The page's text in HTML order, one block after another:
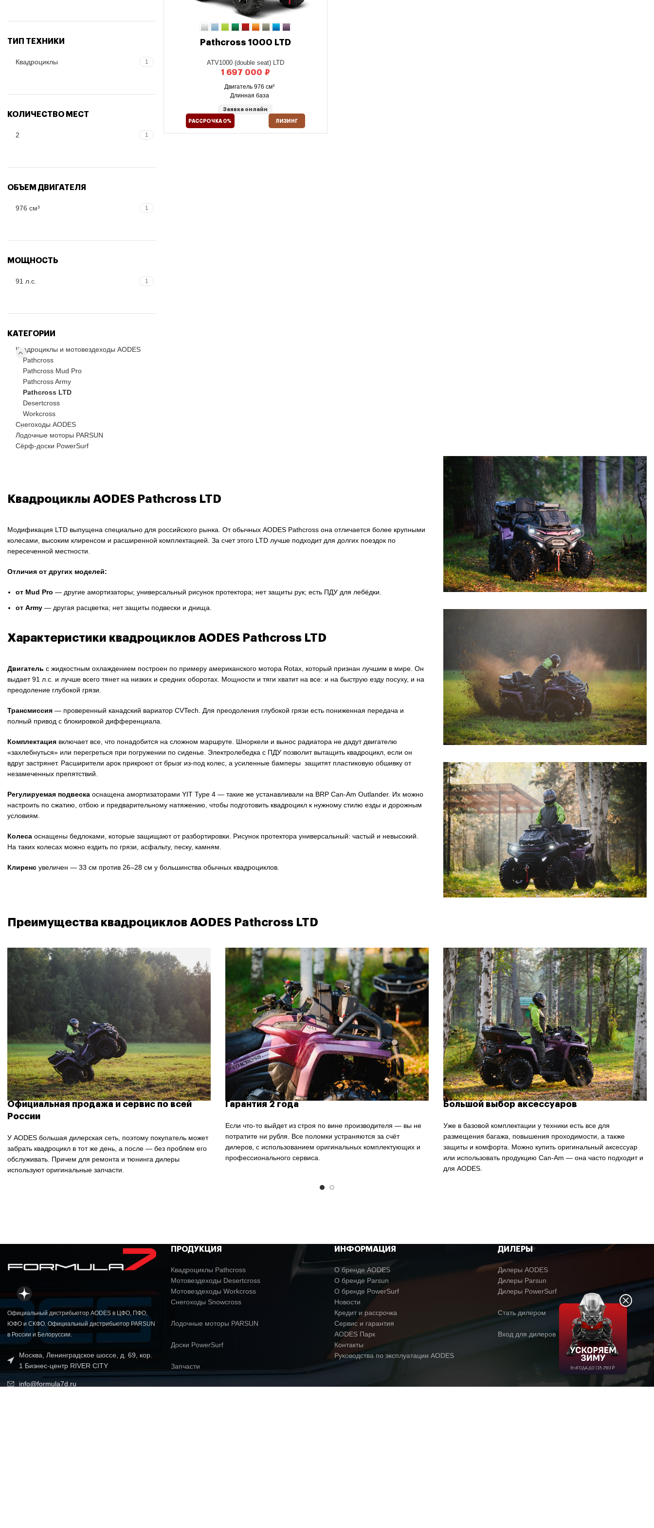
ТИП ТЕХНИКИ
Квадроциклы 1
КОЛИЧЕСТВО МЕСТ
2 1
ОБЪЕМ ДВИГАТЕЛЯ
976 см³ 1
МОЩНОСТЬ
91 л.с. 1
КАТЕГОРИИ
Квадроциклы и мотовездеходы AODES
Pathcross
Pathcross Mud Pro
Pathcross Army
Pathcross LTD
Desertcross
Workcross
Снегоходы AODES
Лодочные моторы PARSUN
Сёрф-доски PowerSurf
Pathcross 1000 LTD
ATV1000 (double seat) LTD
₽
Двигатель 976 см³
Длинная база
Заявка онлайн
РАССРОЧКА 0% ЛИЗИНГ
Квадроциклы AODES Pathcross LTD
Модификация LTD выпущена специально для российского рынка. От обычных AODES Pathcross она отличается более крупными
колесами, высоким клиренсом и расширенной комплектацией. За счет этого LTD лучше подходит для долгих поездок по
пересеченной местности.
Отличия от других моделей:
от Mud Pro — другие амортизаторы; универсальный рисунок протектора; нет защиты рук; есть ПДУ для лебёдки.
от Army — другая расцветка; нет защиты подвески и днища.
Характеристики квадроциклов AODES Pathcross LTD
Двигатель с жидкостным охлаждением построен по примеру американского мотора Rotax, который признан лучшим в мире. Он
выдает 91 л.с. и лучше всего тянет на низких и средних оборотах. Мощности и тяги хватит на все: и на быструю езду посуху, и на
преодоление глубокой грязи.
Трансмиссия — проверенный канадский вариатор CVTech. Для преодоления глубокой грязи есть пониженная передача и
полный привод с блокировкой дифференциала.
Комплектация включает все, что понадобится на сложном маршруте. Шноркели и вынос радиатора не дадут двигателю
«захлебнуться» или перегреться при погружении по сиденье. Электролебедка с ПДУ позволит вытащить квадроцикл, если он
вдруг застрянет. Расширители арок прикроют от брызг из-под колес, а усиленные бамперы защитят пластиковую обшивку от
незамеченных препятствий.
Регулируемая подвеска оснащена амортизаторами YIT Type 4 — такие же устанавливали на BRP Can-Am Outlander. Их можно
настроить по сжатию, отбою и предварительному натяжению, чтобы подготовить квадроцикл к нужному стилю езды и дорожным
условиям.
Колеса оснащены бедлоками, которые защищают от разбортировки. Рисунок протектора универсальный: частый и невысокий.
На таких колесах можно ездить по грязи, асфальту, песку, камням.
Клиренс увеличен — 33 см против 26–28 см у большинства обычных квадроциклов.
Преимущества квадроциклов AODES Pathcross LTD
Официальная продажа и сервис по всей
России
У AODES большая дилерская сеть, поэтому покупатель может
забрать квадроцикл в тот же день, а после — без проблем его
обслуживать. Причем для ремонта и тюнинга дилеры
используют оригинальные запчасти.
Гарантия 2 года
Если что-то выйдет из строя по вине производителя — вы не
потратите ни рубля. Все поломки устраняются за счёт
дилеров, с использованием оригинальных комплектующих и
профессионального сервиса.
Большой выбор аксессуаров
Уже в базовой комплектации у техники есть все для
размещения багажа, повышения проходимости, а также
защиты и комфорта. Можно купить оригинальный аксессуар
или использовать продукцию Can-Am — она часто подходит и
для AODES.
Официальный дистрибьютор AODES в ЦФО, ПФО,
ЮФО и СКФО. Официальный дистрибьютор PARSUN
в России и Белоруссии.
Москва, Ленинградское шоссе, д. 69, кор.
1 Бизнес-центр RIVER CITY
info@formula7d.ru
ПРОДУКЦИЯ
Квадроциклы Pathcross
Мотовездеходы Desertcross
Мотовездеходы Workcross
Снегоходы Snowcross
Лодочные моторы PARSUN
Доски PowerSurf
Запчасти
ИНФОРМАЦИЯ
О бренде AODES
О бренде Parsun
О бренде PowerSurf
Новости
Кредит и рассрочка
Сервис и гарантия
AODES Парк
Контакты
Руководства по эксплуатации AODES
ДИЛЕРЫ
Дилеры AODES
Дилеры Parsun
Дилеры PowerSurf
Стать дилером
Вход для дилеров